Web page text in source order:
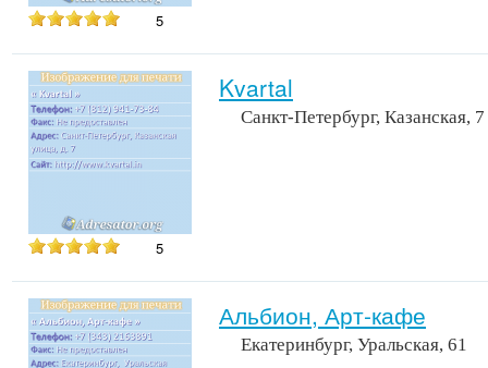
5
5
Kvartal
Санкт-Петербург, Казанская, 7
Альбион, Арт-кафе
Екатеринбург, Уральская, 61